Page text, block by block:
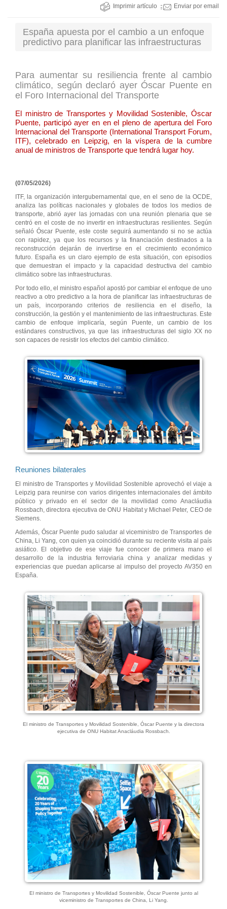
Imprimir artículo Enviar por email
España apuesta por el cambio a un enfoque
predictivo para planificar las infraestructuras
Para aumentar su resiliencia frente al cambio
climático, según declaró ayer Óscar Puente en
el Foro Internacional del Transporte
El ministro de Transportes y Movilidad Sostenible, Óscar
Puente, participó ayer en en el pleno de apertura del Foro
Internacional del Transporte (International Transport Forum,
ITF), celebrado en Leipzig, en la víspera de la cumbre
anual de ministros de Transporte que tendrá lugar hoy.
(07/05/2026)
ITF, la organización intergubernamental que, en el seno de la OCDE,
analiza las políticas nacionales y globales de todos los medios de
transporte, abrió ayer las jornadas con una reunión plenaria que se
centró en el coste de no invertir en infraestructuras resilientes. Según
señaló Óscar Puente, este coste seguirá aumentando si no se actúa
con rapidez, ya que los recursos y la financiación destinados a la
reconstrucción dejarán de invertirse en el crecimiento económico
futuro. España es un claro ejemplo de esta situación, con episodios
que demuestran el impacto y la capacidad destructiva del cambio
climático sobre las infraestructuras.
Por todo ello, el ministro español apostó por cambiar el enfoque de uno
reactivo a otro predictivo a la hora de planificar las infraestructuras de
un país, incorporando criterios de resiliencia en el diseño, la
construcción, la gestión y el mantenimiento de las infraestructuras. Este
cambio de enfoque implicaría, según Puente, un cambio de los
estándares constructivos, ya que las infraestructuras del siglo XX no
son capaces de resistir los efectos del cambio climático.
Reuniones bilaterales
El ministro de Transportes y Movilidad Sostenible aprovechó el viaje a
Leipzig para reunirse con varios dirigentes internacionales del ámbito
público y privado en el sector de la movilidad como Anacláudia
Rossbach, directora ejecutiva de ONU Habitat y Michael Peter, CEO de
Siemens.
Además, Óscar Puente pudo saludar al viceministro de Transportes de
China, Li Yang, con quien ya coincidió durante su reciente visita al país
asiático. El objetivo de ese viaje fue conocer de primera mano el
desarrollo de la industria ferroviaria china y analizar medidas y
experiencias que puedan aplicarse al impulso del proyecto AV350 en
España.
El ministro de Transportes y Movilidad Sostenible, Óscar Puente y la directora
ejecutiva de ONU Habitat Anacláudia Rossbach.
El ministro de Transportes y Movilidad Sostenible, Óscar Puente junto al
viceministro de Transportes de China, Li Yang.